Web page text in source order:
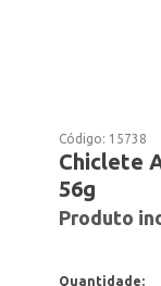
Código: 15738
Chiclete
56g
Produto
Quantidade: